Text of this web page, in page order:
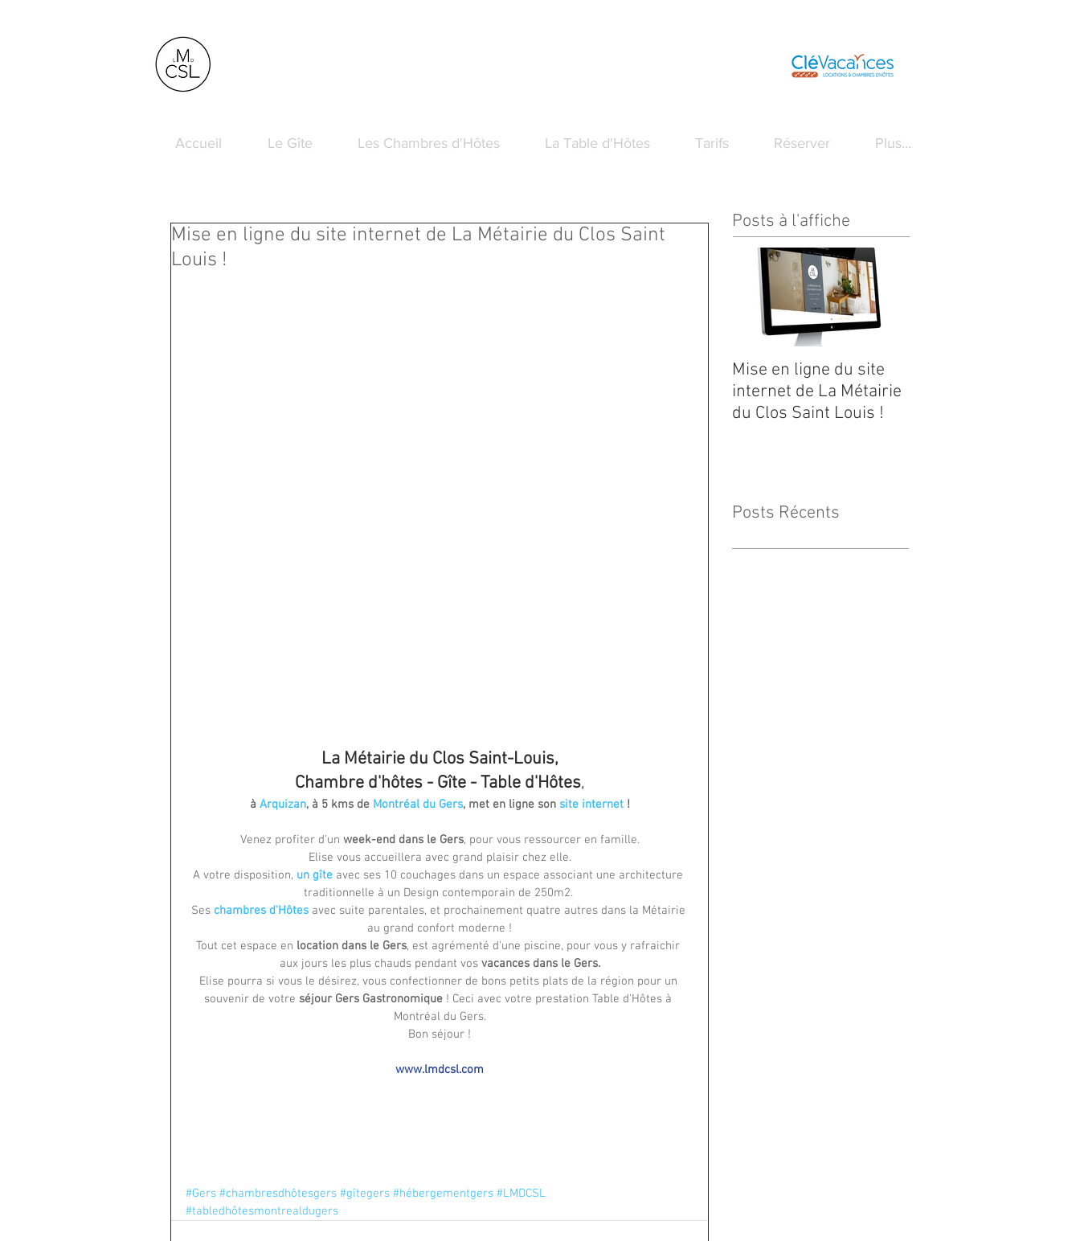
Accueil Le Gîte Les Chambres d'Hôtes La Table d'Hôtes Tarifs Réserver Plus...
Mise en ligne du site internet de La Métairie du Clos Saint
Louis !
La Métairie du Clos Saint-Louis,
Chambre d'hôtes - Gîte - Table d'Hôtes,
à Arquizan, à 5 kms de Montréal du Gers, met en ligne son site internet !
Venez profiter d'un week-end dans le Gers, pour vous ressourcer en famille.
Elise vous accueillera avec grand plaisir chez elle.
A votre disposition, un gîte avec ses 10 couchages dans un espace associant une architecture
traditionnelle à un Design contemporain de 250m2.
Ses chambres d'Hôtes avec suite parentales, et prochainement quatre autres dans la Métairie
au grand confort moderne !
Tout cet espace en location dans le Gers, est agrémenté d'une piscine, pour vous y rafraichir
aux jours les plus chauds pendant vos vacances dans le Gers.
Elise pourra si vous le désirez, vous confectionner de bons petits plats de la région pour un
souvenir de votre séjour Gers Gastronomique ! Ceci avec votre prestation Table d'Hôtes à
Montréal du Gers.
Bon séjour !
www.lmdcsl.com
#Gers #chambresdhôtesgers #gîtegers #hébergementgers #LMDCSL
#tabledhôtesmontrealdugers
Posts à l'affiche
Mise en ligne du site
internet de La Métairie
du Clos Saint Louis !
Posts Récents